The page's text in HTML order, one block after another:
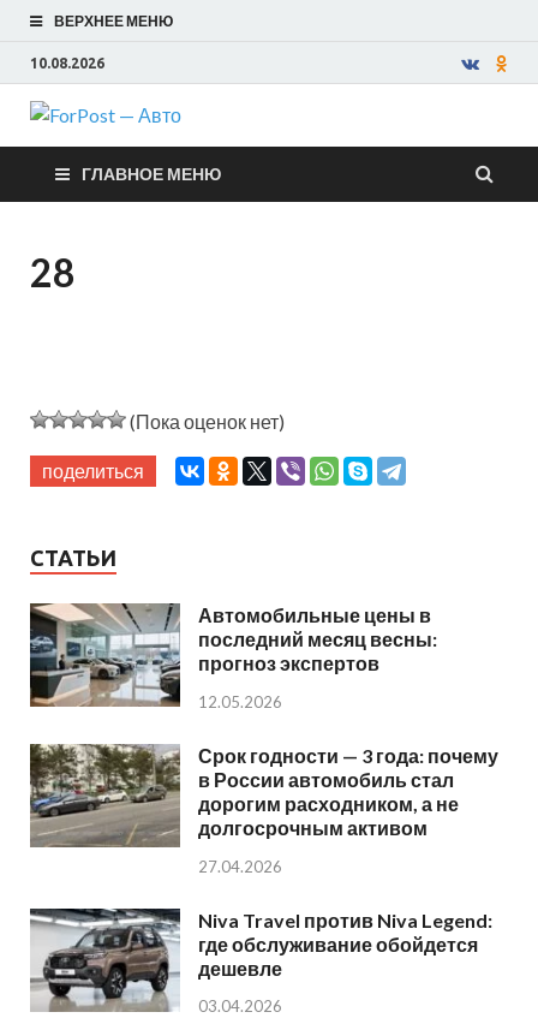
ВЕРХНЕЕ МЕНЮ
10.08.2026
ForPost —
Авто
ГЛАВНОЕ МЕНЮ
28
(Пока оценок нет)
поделиться
СТАТЬИ
Автомобильные цены в
последний месяц весны:
прогноз экспертов
12.05.2026
Срок годности — 3 года: почему
в России автомобиль стал
дорогим расходником, а не
долгосрочным активом
27.04.2026
Niva Travel против Niva Legend:
где обслуживание обойдется
дешевле
03.04.2026